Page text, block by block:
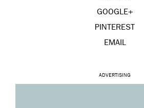
GOOGLE+
PINTEREST
EMAIL
ADVERTISING